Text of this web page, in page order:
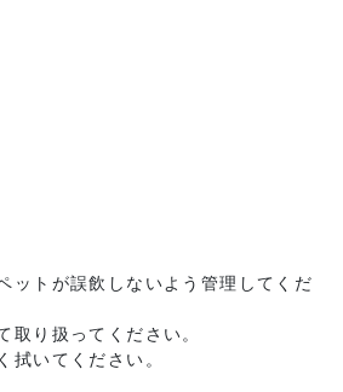
ットが誤飲しないよう管理してくだ
取り扱ってください。
拭いてください。